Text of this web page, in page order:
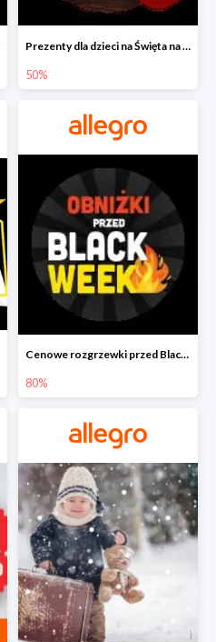
Prezenty dla dzieci na Święta na Allegro do -50%
50%
Cenowe rozgrzewki przed Black Friday na Allegro do -80%
80%